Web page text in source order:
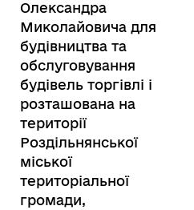
Олександра
Миколайовича для
будівництва та
обслуговування
будівель торгівлі і
розташована на
території
Роздільнянської
міської
територіальної
громади,